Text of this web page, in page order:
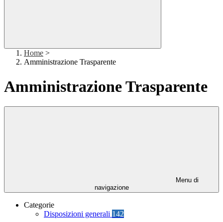
Home >
Amministrazione Trasparente
Amministrazione Trasparente
Menu di
navigazione
Categorie
Disposizioni generali 142